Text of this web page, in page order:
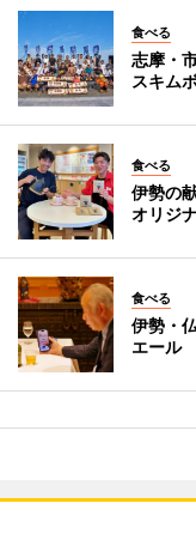
食べる
志摩・
スキム
食べる
伊勢の
オリジ
食べる
伊勢・
エール